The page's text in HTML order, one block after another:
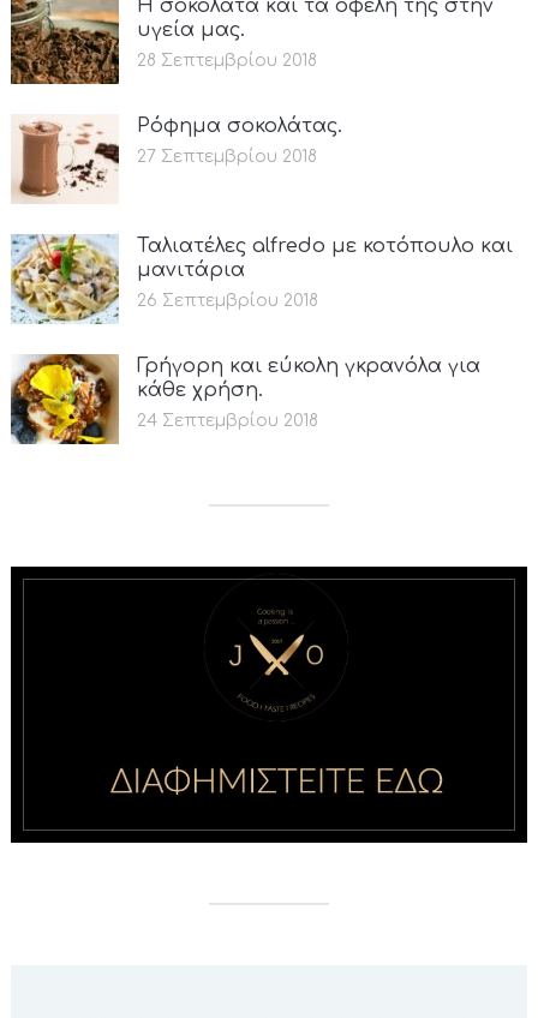
Η σοκολάτα και τα οφέλη της στην
υγεία μας.
28 Σεπτεμβρίου 2018
Ρόφημα σοκολάτας.
27 Σεπτεμβρίου 2018
Ταλιατέλες alfredo με κοτόπουλο και
μανιτάρια
26 Σεπτεμβρίου 2018
Γρήγορη και εύκολη γκρανόλα για
κάθε χρήση.
24 Σεπτεμβρίου 2018